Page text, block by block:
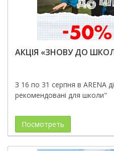
АКЦІЯ «ЗНОВУ ДО
З 16 по 31 серпня в ARENA
рекомендовані для школи"
Посмотреть